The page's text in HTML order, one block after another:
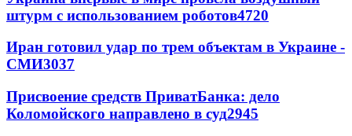
штурм с использованием роботов4720
Иран готовил удар по трем объектам в Украине -
СМИ3037
Присвоение средств ПриватБанка: дело
Коломойского направлено в суд2945